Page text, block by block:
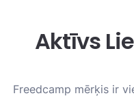
Aktīvs
Freedcamp mērķis ir